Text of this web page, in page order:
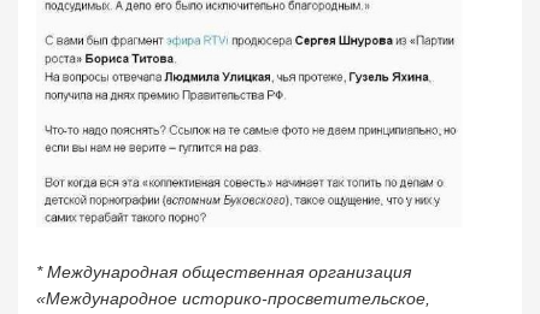
* Международная общественная организация
«Международное историко-просветительское,